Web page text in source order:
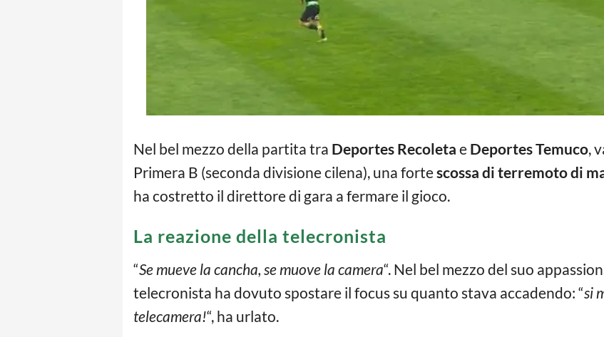
Nel bel mezzo della partita tra Deportes Recoleta e Deportes Temuco,
Primera B (seconda divisione cilena), una fortescossa di terremoto di
ha costretto il direttore di gara a fermare il gioco.
La reazione della telecronista
“Se mueve la cancha, se muove la camera“. Nel bel mezzo del suo
telecronista ha dovuto spostare il focus su quanto stava accadendo: “si
telecamera!“, ha urlato.